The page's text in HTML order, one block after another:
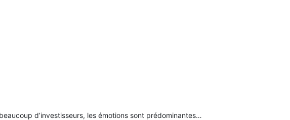
d’investisseurs, les émotions sont prédominantes…